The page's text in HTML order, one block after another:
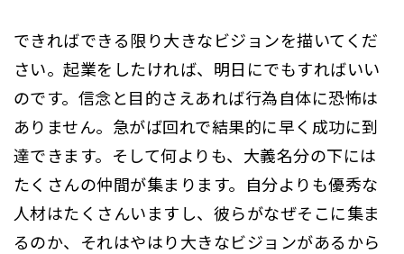
できればできる限り大きなビジョンを描いてくだ
さい。起業をしたければ、明日にでもすればいい
のです。信念と目的さえあれば行為自体に恐怖は
ありません。急がば回れで結果的に早く成功に到
達できます。そして何よりも、大義名分の下には
たくさんの仲間が集まります。自分よりも優秀な
人材はたくさんいますし、彼らがなぜそこに集ま
るのか、それはやはり大きなビジョンがあるから